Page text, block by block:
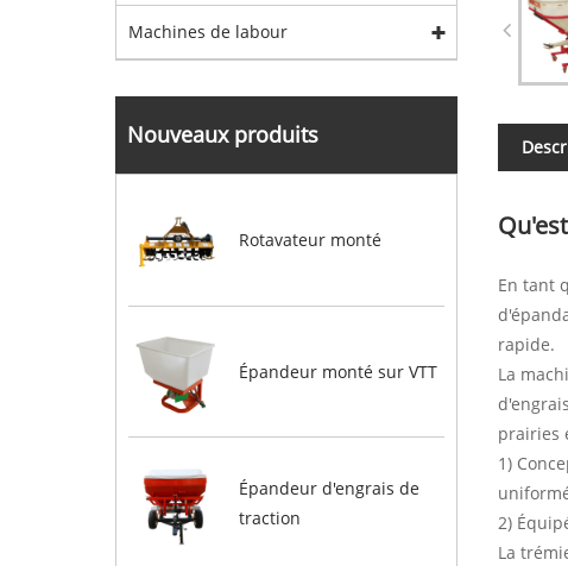
Machines de labour
Nouveaux produits
Rotavateur monté
Épandeur monté sur VTT
Épandeur d'engrais de
traction
En tant
rapide.
La
prairies
1)
2)
La